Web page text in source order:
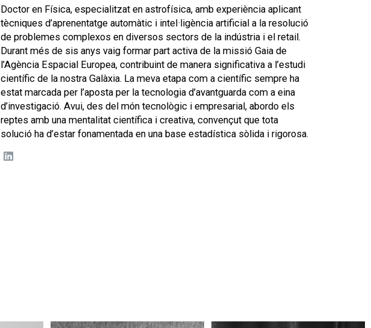
Doctor en Física, especialitzat en astrofísica, amb experiència aplicant
tècniques d’aprenentatge automàtic i intel·ligència artificial a la resolució
de problemes complexos en diversos sectors de la indústria i el retail.
Durant més de sis anys vaig formar part activa de la missió Gaia de
l’Agència Espacial Europea, contribuint de manera significativa a l’estudi
científic de la nostra Galàxia. La meva etapa com a científic sempre ha
estat marcada per l’aposta per la tecnologia d’avantguarda com a eina
d’investigació. Avui, des del món tecnològic i empresarial, abordo els
reptes amb una mentalitat científica i creativa, convençut que tota
solució ha d’estar fonamentada en una base estadística sòlida i rigorosa.